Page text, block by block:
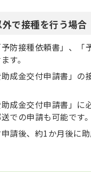
で接種を行う場合
防接種依頼書」、「
す。
助成金交付申請書」
助成金交付申請書」
での申請も可能です
請後、約1か月後に助